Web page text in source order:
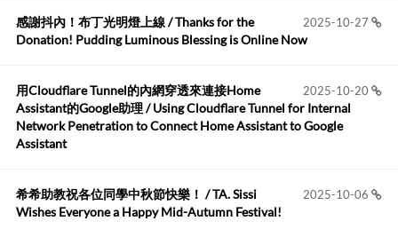
布丁布丁吃布丁:
我目前並沒有常駐的Google Home...
2026-05-15
Robertmycs:
這篇WinXP公用電腦安裝與優化的步驟超...
您好,首先肯定感謝您造福許多莘莘學子。有...
2025-10-27
感謝抖內！布丁光明燈上線 / Thanks for the
Donation! Pudding Luminous Blessing is Online Now
2025-10-20
用Cloudflare Tunnel的內網穿透來連接Home
Assistant的Google助理 / Using Cloudflare Tunnel for Internal
Network Penetration to Connect Home Assistant to Google
Assistant
2025-10-06
希希助教祝各位同學中秋節快樂！ / TA. Sissi
Wishes Everyone a Happy Mid-Autumn Festival!